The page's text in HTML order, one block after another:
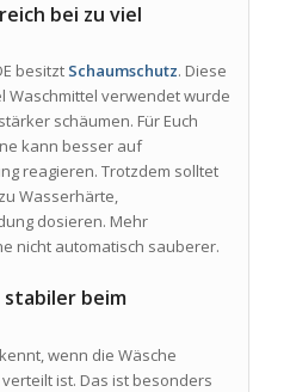
bei zu viel
besitzt Schaumschutz. Diese
Waschmittel verwendet wurde
schäumen. Für Euch
kann besser auf
reagieren. Trotzdem solltet
Wasserhärte,
dosieren. Mehr
nicht automatisch sauberer.
beim
wenn die Wäsche
ist. Das ist besonders